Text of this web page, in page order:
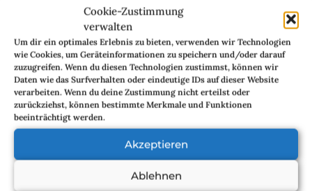
Cookie-Zustimmung
verwalten
Um dir ein optimales Erlebnis zu bieten, verwenden wir Technologien
wie Cookies, um Geräteinformationen zu speichern und/oder darauf
zuzugreifen. Wenn du diesen Technologien zustimmst, können wir
Daten wie das Surfverhalten oder eindeutige IDs auf dieser Website
verarbeiten. Wenn du deine Zustimmung nicht erteilst oder
zurückziehst, können bestimmte Merkmale und Funktionen
beeinträchtigt werden.
Akzeptieren
Ablehnen
[ZEIGE EINE SLIDESHOW]